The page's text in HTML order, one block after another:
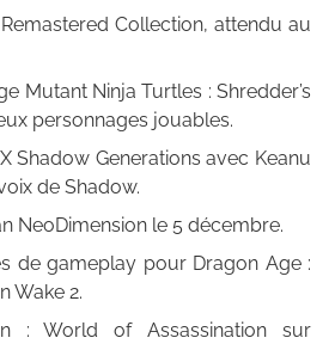
Remastered Collection, attendu au
Mutant Ninja Turtles : Shredder’s
personnages jouables.
Shadow Generations avec Keanu
de Shadow.
NeoDimension le 5 décembre.
de gameplay pour Dragon Age :
Wake 2.
: World of Assassination sur